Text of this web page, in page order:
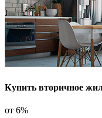
Купить вторичное
от 6%